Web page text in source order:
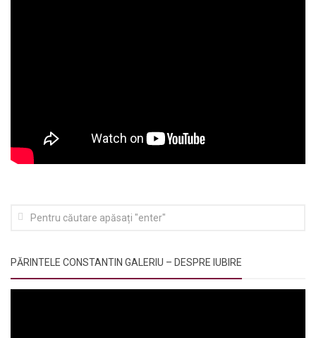
PĂRINTELE CONSTANTIN GALERIU – DESPRE IUBIRE